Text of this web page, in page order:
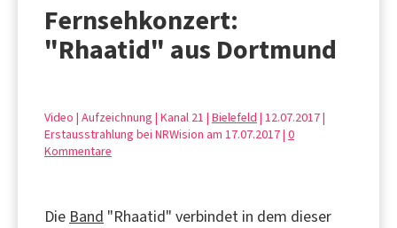
Fernsehkonzert:
"Rhaatid" aus Dortmund
Video | Aufzeichnung | Kanal 21 | Bielefeld | 12.07.2017 |
Erstausstrahlung bei NRWision am 17.07.2017 | 0
Kommentare
Die Band "Rhaatid" verbindet in dem dieser